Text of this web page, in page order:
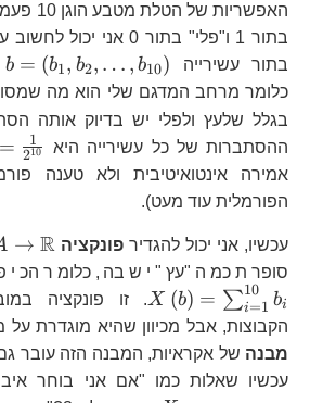
בתור 1 ו"פלי" בתור 0 אני
בתור עשירייה
b = (b1, b2, … , b10)
{כלומר מרחב המדגם שלי הוא מה
בגלל שלעץ ולפלי יש בדיוק אותה
\frac{1}
{2}
ההסתברות של כל עשירייה היא
\frac{1}
= 210
1
אמירה אינטואיטיבית ולא טענה
הפורמלית עוד מעט).
עכשיו, אני יכול להגדיר פונקציה → R
סופרת כמה "עץ" יש בה, כלומר הכי
X (b) = ∑i=1
10 bi
. זו פונקציה
הקבוצות, אבל מכיוון שהיא מוגדרת
מבנה של אקראיות, המבנה הזה עובר
עכשיו שאלות כמו "אם אני בוחר
A